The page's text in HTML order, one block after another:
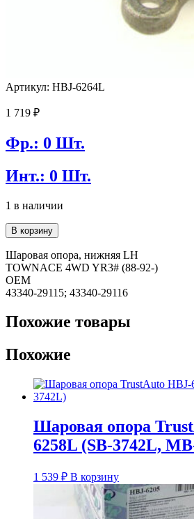
Артикул: HBJ-6264L
1 719 ₽
Фр.: 0 Шт.
Инт.: 0 Шт.
1 в наличии
Количество
товара
Шаровая
опора
TrustAuto
HBJ-
(SB-
3702L,
3702L)
В корзину
Шаровая опора, нижняя LH
TOWNACE 4WD YR3# (88-92-)
OEM
43340-29115; 43340-29116
Похожие товары
Похожие
Шаровая опора
6258L (SB-3742L,
1 539 ₽ В корзину